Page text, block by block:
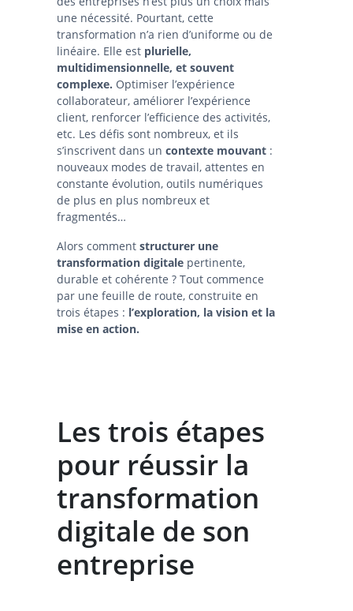
une nécessité. Pourtant, cette
transformation n’a rien d’uniforme ou de
linéaire. Elle est plurielle,
multidimensionnelle, et souvent
complexe. Optimiser l’expérience
collaborateur, améliorer l’expérience
client, renforcer l’efficience des activités,
etc. Les défis sont nombreux, et ils
s’inscrivent dans un contexte mouvant :
nouveaux modes de travail, attentes en
constante évolution, outils numériques
de plus en plus nombreux et
fragmentés…
Alors comment structurer une
transformation digitale pertinente,
durable et cohérente ? Tout commence
par une feuille de route, construite en
trois étapes : l’exploration, la vision et la
mise en action.
Les trois étapes
pour réussir la
transformation
digitale de son
entreprise